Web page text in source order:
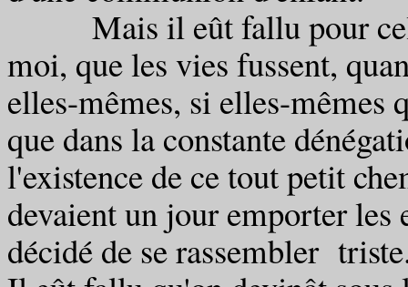
Mais il eût fallu pour cela
moi, que les vies fussent,
elles-mêmes, si elles-mêmes
que dans la constante
l'existence de ce tout petit
devaient un jour emporter les
décidé de se rassembler